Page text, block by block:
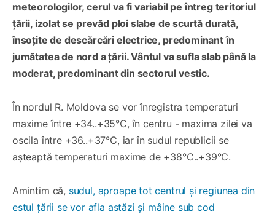
meteorologilor, cerul va fi variabil pe întreg teritoriul
țării, izolat se prevăd ploi slabe de scurtă durată,
însoțite de descărcări electrice, predominant în
jumătatea de nord a țării. Vântul va sufla slab până la
moderat, predominant din sectorul vestic.
În nordul R. Moldova se vor înregistra temperaturi
maxime între +34..+35°C, în centru - maxima zilei va
oscila între +36..+37°C, iar în sudul republicii se
așteaptă temperaturi maxime de +38°C..+39°C.
Amintim că, sudul, aproape tot centrul și regiunea din
estul țării se vor afla astăzi și mâine sub cod